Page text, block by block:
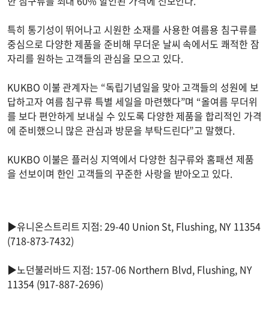
특히 통기성이 뛰어나고 시원한 소재를 사용한 여름용 침구류를
중심으로 다양한 제품을 준비해 무더운 날씨 속에서도 쾌적한 잠
자리를 원하는 고객들의 관심을 모으고 있다.
KUKBO 이불 관계자는 “독립기념일을 맞아 고객들의 성원에 보
답하고자 여름 침구류 특별 세일을 마련했다”며 “올여름 무더위
를 보다 편안하게 보내실 수 있도록 다양한 제품을 합리적인 가격
에 준비했으니 많은 관심과 방문을 부탁드린다”고 말했다.
KUKBO 이불은 플러싱 지역에서 다양한 침구류와 홈패션 제품
을 선보이며 한인 고객들의 꾸준한 사랑을 받아오고 있다.
▶유니온스트리트 지점: 29-40 Union St, Flushing, NY 11354
(718-873-7432)
▶노던불러바드 지점: 157-06 Northern Blvd, Flushing, NY
11354 (917-887-2696)